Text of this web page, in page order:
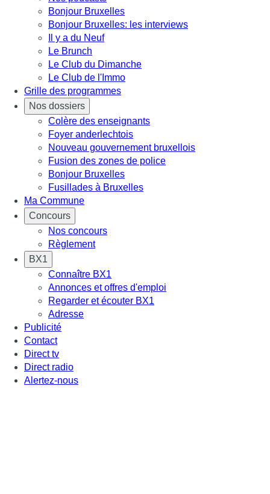
Bonjour Bruxelles
Bonjour Bruxelles: les interviews
Il y a du Neuf
Le Brunch
Le Club du Dimanche
Le Club de l'Immo
Grille des programmes
Nos dossiers
Colère des enseignants
Foyer anderlechtois
Nouveau gouvernement bruxellois
Fusion des zones de police
Bonjour Bruxelles
Fusillades à Bruxelles
Ma Commune
Concours
Nos concours
Règlement
BX1
Connaître BX1
Annonces et offres d'emploi
Regarder et écouter BX1
Adresse
Publicité
Contact
Direct tv
Direct radio
Alertez-nous